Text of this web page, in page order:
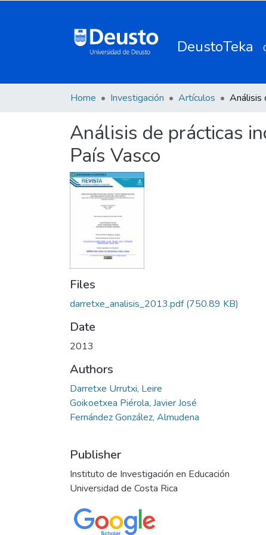
DeustoTeka
Home Investigación Artículos
Análisis de prácticas
País Vasco
Files
darretxe_analisis_2013.pdf(750.89 KB)
Date
2013
Authors
Darretxe Urrutxi, Leire
Goikoetxea Piérola, Javier José
Fernández González, Almudena
Publisher
Instituto de Investigación en Educación
Universidad de Costa Rica